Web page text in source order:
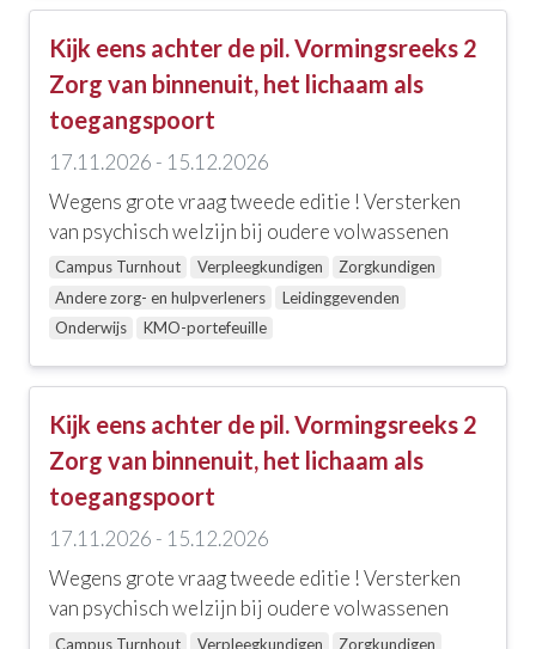
Kijk eens achter de pil. Vormingsreeks 2
Zorg van binnenuit, het lichaam als
toegangspoort
17.11.2026 - 15.12.2026
Wegens grote vraag tweede editie ! Versterken
van psychisch welzijn bij oudere volwassenen
Campus Turnhout Verpleegkundigen
Zorgkundigen
Andere zorg- en hulpverleners
Leidinggevenden
Onderwijs
KMO-portefeuille
Kijk eens achter de pil. Vormingsreeks 2
Zorg van binnenuit, het lichaam als
toegangspoort
17.11.2026 - 15.12.2026
Wegens grote vraag tweede editie ! Versterken
van psychisch welzijn bij oudere volwassenen
Campus Turnhout Verpleegkundigen
Zorgkundigen